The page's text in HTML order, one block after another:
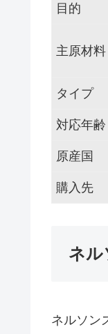
目的
主原材料
タイプ
対応年齢
原産国
購入先
ネル
ネルソン